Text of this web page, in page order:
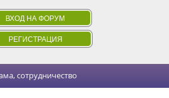
ВХОД НА ФОРУМ
РЕГИСТРАЦИЯ
сотрудничество